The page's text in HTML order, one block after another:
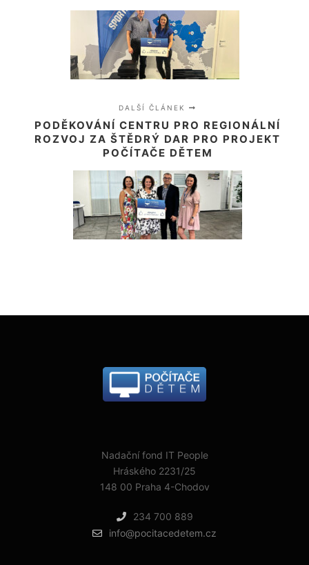
DALŠÍ ČLÁNEK
PODĚKOVÁNÍ CENTRU PRO REGIONÁLNÍ
ROZVOJ ZA ŠTĚDRÝ DAR PRO PROJEKT
POČÍTAČE DĚTEM
Nadační fond IT People
Hráského 2231/25
148 00 Praha 4-Chodov
234 700 889
info@pocitacedetem.cz